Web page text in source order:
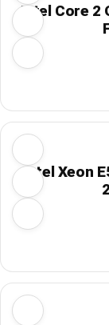
Intel Core 2
Intel Xeon